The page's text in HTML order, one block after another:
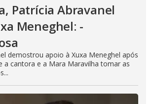
Patrícia Abravanel
Meneghel: -
demostrou apoio à Xuxa Meneghel após
a cantora e a Mara Maravilha tomar as